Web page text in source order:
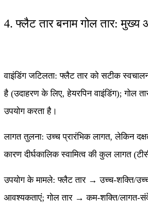
4. फ्लैट तार बनाम गोल तार: मुख्य
वाइंडिंग जटिलता: फ्लैट तार को सटीक
है (उदाहरण के लिए, हेयरपिन वाइंडिंग); गोल
उपयोग करता है।
लागत तुलना: उच्च प्रारंभिक लागत, लेकिन
कारण दीर्घकालिक स्वामित्व की कुल लागत
उपयोग के मामले: फ्लैट तार → उच्च-शक्ति/
आवश्यकताएं; गोल तार → कम-शक्ति/लागत-